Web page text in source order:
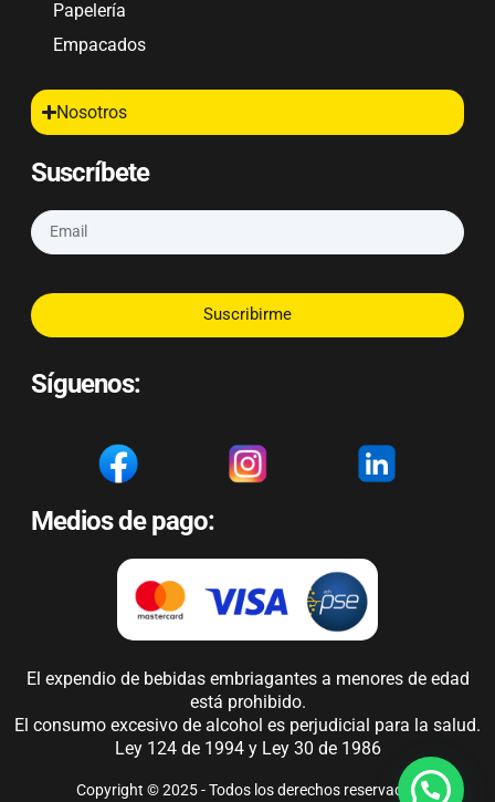
Papelería
Empacados
Nosotros
Suscríbete
Suscribirme
Síguenos:
Medios de pago:
El expendio de bebidas embriagantes a menores de edad
está prohibido.
El consumo excesivo de alcohol es perjudicial para la salud.
Ley 124 de 1994 y Ley 30 de 1986
Copyright © 2025 - Todos los derechos reservados